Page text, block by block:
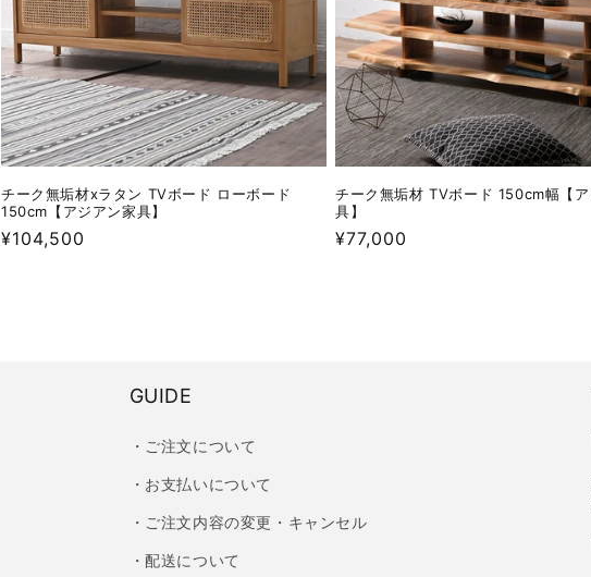
チーク無垢材xラタン TVボード ローボード
150cm【アジアン家具】
通
¥104,500
チーク無垢材 TVボード 150cm幅【ア
具】
通
¥77,000
GUIDE
・ご注文について
・お支払いについて
・ご注文内容の変更・キャンセル
・配送について